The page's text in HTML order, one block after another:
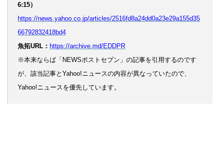
6:15）
https://news.yahoo.co.jp/articles/2516fd8a24dd0a23e29a155d35
66792832418bd4
魚拓URL： https://archive.md/EDDPR
※本来ならば「NEWSポストセブン」の記事を引用するのです
が、該当記事とYahoo!ニュースの内容が異なっていたので、
Yahoo!ニュースを優先しています。